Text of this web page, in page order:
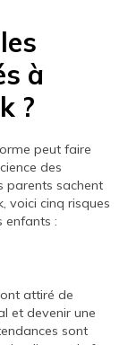
à
?
peut faire
des
parents sachent
voici cinq risques
enfants :
attiré de
et devenir une
sont